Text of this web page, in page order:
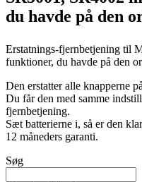
du havde på den
Erstatnings-fjernbetjening til
funktioner, du havde på den
Den erstatter alle knapperne
Du får den med samme
fjernbetjening.
Sæt batterierne i, så er den
12 måneders garanti.
Søg